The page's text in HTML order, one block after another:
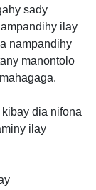
sady
ilay
nampandihy
manontolo
dia nifona
ilay